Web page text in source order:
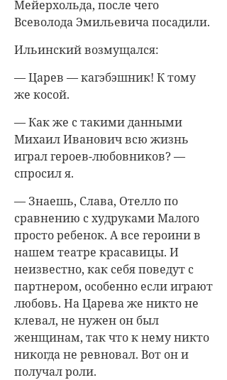
Мейерхольда, после чего
Всеволода Эмильевича посадили.
Ильинский возмущался:
— Царев — кагэбэшник! К тому
же косой.
— Как же с такими данными
Михаил Иванович всю жизнь
играл героев-любовников? —
спросил я.
— Знаешь, Слава, Отелло по
сравнению с худруками Малого
просто ребенок. А все героини в
нашем театре красавицы. И
неизвестно, как себя поведут с
партнером, особенно если играют
любовь. На Царева же никто не
клевал, не нужен он был
женщинам, так что к нему никто
никогда не ревновал. Вот он и
получал роли.